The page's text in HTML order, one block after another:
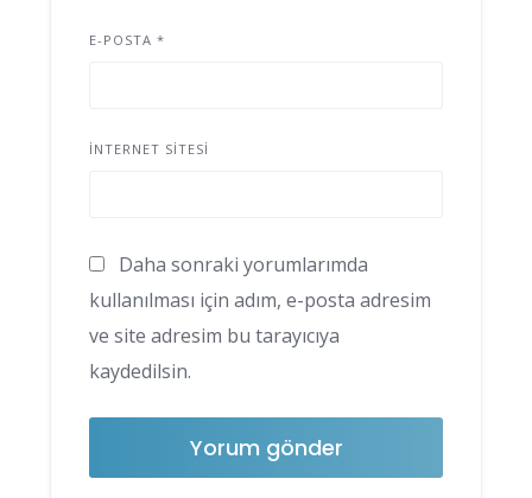
E-POSTA *
İNTERNET SITESI
Daha sonraki yorumlarımda
kullanılması için adım, e-posta adresim
ve site adresim bu tarayıcıya
kaydedilsin.